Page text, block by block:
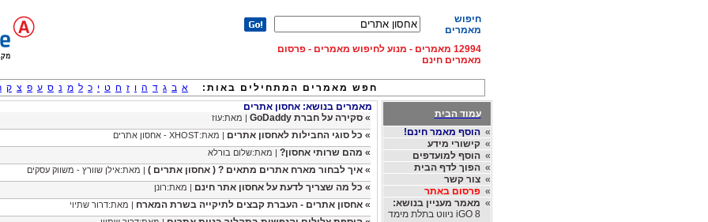
חיפוש
מאמרים
12994 מאמרים - מנוע לחיפוש מאמרים - פרסום
מאמרים חינם
חפש מאמרים המתחילים באות: א ב ג ד ה ו ז ח ט י כ ל מ נ ס ע פ צ ק
עמוד הבית
»הוסף מאמר חינם!
»קישורי מידע
»הוסף למועדפים
»הפוך לדף הבית
»צור קשר
»פרסום באתר
» מאמר מעניין בנושא:
iGO 8 ניווט בתלת מימד
מאמרים בנושא: אחסון אתרים
» סקירה על חברת GoDaddy | מאת:עוז
» כל סוגי החבילות לאחסון אתרים | מאת:XHOST - אחסון אתרים
» מהם שרותי אחסון? | מאת:שלום בורלא
» איך לבחור מארח אתרים מתאים ? ( אחסון אתרים ) | מאת:אילן שוורץ - משווק עסקים
» כל מה שצריך לדעת על אחסון אתר חינם | מאת:רונן
» אחסון אתרים - העברת קבצים לתיקייה בשרת המארח | מאת:דרור שתיוי